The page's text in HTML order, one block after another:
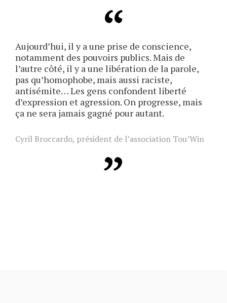
Aujourd’hui, il y a une prise de conscience,
notamment des pouvoirs publics. Mais de
l’autre côté, il y a une libération de la parole,
pas qu’homophobe, mais aussi raciste,
antisémite… Les gens confondent liberté
d’expression et agression. On progresse, mais
ça ne sera jamais gagné pour autant.
Cyril Broccardo, président de l’association Tou’Win